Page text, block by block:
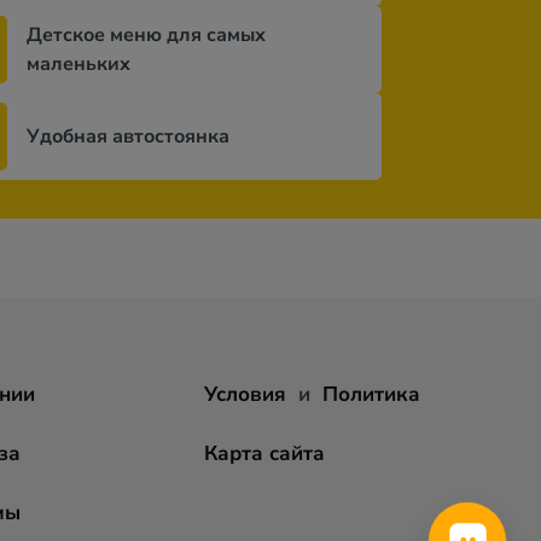
Детское меню для самых
маленьких
Удобная автостоянка
Условия и Политика
Карта сайта